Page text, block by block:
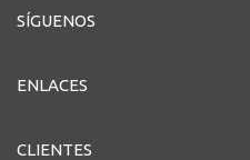
SÍGUENOS
ENLACES
CLIENTES